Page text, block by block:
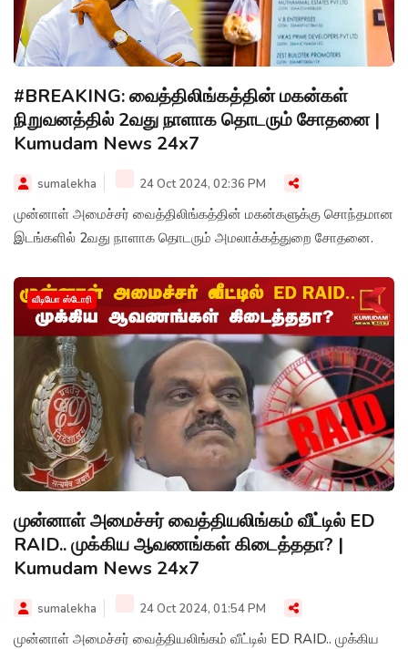
#BREAKING: வைத்திலிங்கத்தின் மகன்கள்
நிறுவனத்தில் 2வது நாளாக தொடரும் சோதனை |
Kumudam News 24x7
sumalekha 24 Oct 2024, 02:36 PM
முன்னாள் அமைச்சர் வைத்திலிங்கத்தின் மகன்களுக்கு சொந்தமான
இடங்களில் 2வது நாளாக தொடரும் அமலாக்கத்துறை சோதனை.
வீடியோ ஸ்டோரி
முன்னாள் அமைச்சர் வைத்தியலிங்கம் வீட்டில் ED
RAID.. முக்கிய ஆவணங்கள் கிடைத்ததா? |
Kumudam News 24x7
sumalekha 24 Oct 2024, 01:54 PM
முன்னாள் அமைச்சர் வைத்தியலிங்கம் வீட்டில் ED RAID.. முக்கிய